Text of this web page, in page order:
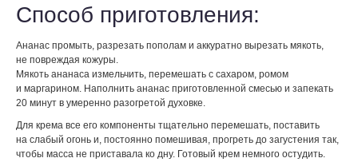
Способ приготовления:
Ананас промыть, разрезать пополам и аккуратно вырезать мякоть,
не повреждая кожуры.
Мякоть ананаса измельчить, перемешать с сахаром, ромом
и маргарином. Наполнить ананас приготовленной смесью и запекать
20 минут в умеренно разогретой духовке.
Для крема все его компоненты тщательно перемешать, поставить
на слабый огонь и, постоянно помешивая, прогреть до загустения так,
чтобы масса не приставала ко дну. Готовый крем немного остудить.